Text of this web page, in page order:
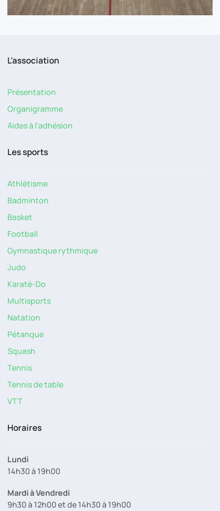
L'association
Présentation
Organigramme
Aides à l'adhésion
Les sports
Athlétisme
Badminton
Basket
Football
Gymnastique rythmique
Judo
Karaté-Do
Multisports
Natation
Pétanque
Squash
Tennis
Tennis de table
VTT
Horaires
Lundi
14h30 à 19h00
Mardi à Vendredi
9h30 à 12h00 et de 14h30 à 19h00